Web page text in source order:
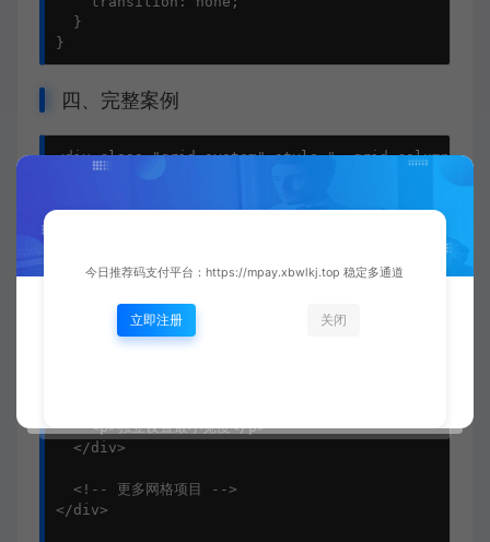
  }
}
四、完整案例
<div class="grid-system" style="--grid-columns:
  <div class="grid-item">
  <div class="grid-item featured">
    <h3>特色产品</h3>
    <p>自动跨列显示</p>
  </div>
    <p>独立设置最小宽度</p>
  </div>
  <!-- 更多网格项目 -->
</div>
今日推荐码支付平台：https://mpay.xbwlkj.top 稳定多通道
立即注册 关闭